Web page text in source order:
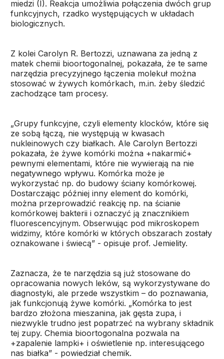
miedzi (I). Reakcja umożliwia połączenia dwóch grup
funkcyjnych, rzadko występujących w układach
biologicznych.
Z kolei Carolyn R. Bertozzi, uznawana za jedną z
matek chemii bioortogonalnej, pokazała, że te same
narzędzia precyzyjnego łączenia molekuł można
stosować w żywych komórkach, m.in. żeby śledzić
zachodzące tam procesy.
„Grupy funkcyjne, czyli elementy klocków, które się
ze sobą łączą, nie występują w kwasach
nukleinowych czy białkach. Ale Carolyn Bertozzi
pokazała, że żywe komórki można +nakarmić+
pewnymi elementami, które nie wywierają na nie
negatywnego wpływu. Komórka może je
wykorzystać np. do budowy ściany komórkowej.
Dostarczając później inny element do komórki,
można przeprowadzić reakcję np. na ścianie
komórkowej bakterii i oznaczyć ją znacznikiem
fluorescencyjnym. Obserwując pod mikroskopem
widzimy, które komórki w których obszarach zostały
oznakowane i świecą” - opisuje prof. Jemielity.
Zaznacza, że te narzędzia są już stosowane do
opracowania nowych leków, są wykorzystywane do
diagnostyki, ale przede wszystkim – do poznawania,
jak funkcjonują żywe komórki. „Komórka to jest
bardzo złożona mieszanina, jak gęsta zupa, i
niezwykle trudno jest popatrzeć na wybrany składnik
tej zupy. Chemia bioortogonalna pozwala na
+zapalenie lampki+ i oświetlenie np. interesującego
nas białka” - powiedział chemik.